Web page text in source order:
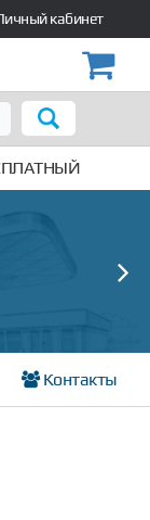
кабинет
Контакты